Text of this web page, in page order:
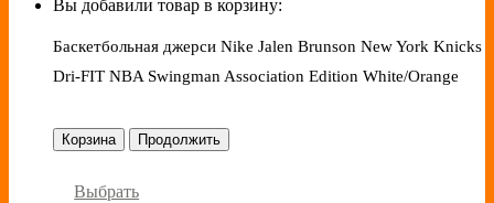
Вы добавили товар в корзину:
Баскетбольная джерси Nike Jalen Brunson New York Knicks
Dri-FIT NBA Swingman Association Edition White/Orange
Корзина Продолжить
Выбрать